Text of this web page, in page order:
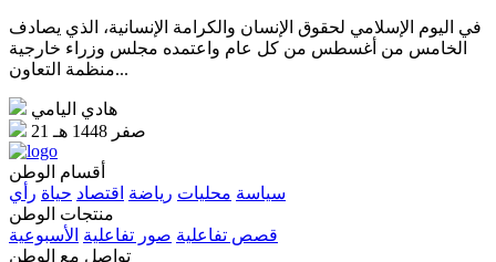
في اليوم الإسلامي لحقوق الإنسان والكرامة الإنسانية، الذي يصادف
الخامس من أغسطس من كل عام واعتمده مجلس وزراء خارجية
منظمة التعاون...
هادي اليامي
21 صفر 1448 هـ
أقسام الوطن
سياسة محليات رياضة اقتصاد حياة رأي
منتجات الوطن
قصص تفاعلية صور تفاعلية الأسبوعية
تواصل مع الوطن